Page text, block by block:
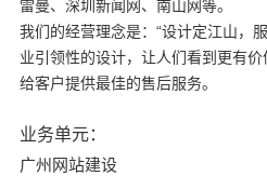
雷曼、深圳新闻网、南山网等。
我们的经营理念是：“设计定江山，
业引领性的设计，让人们看到更有
给客户提供最佳的售后服务。
业务单元：
广州网站建设